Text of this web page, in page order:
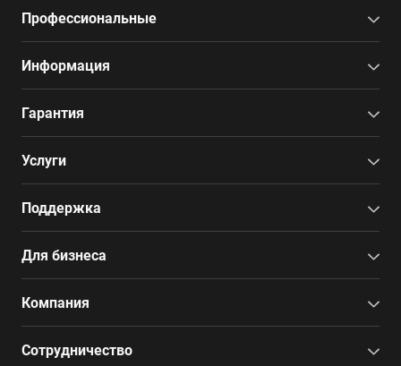
Профессиональные
Информация
Гарантия
Услуги
Поддержка
Для бизнеса
Компания
Сотрудничество